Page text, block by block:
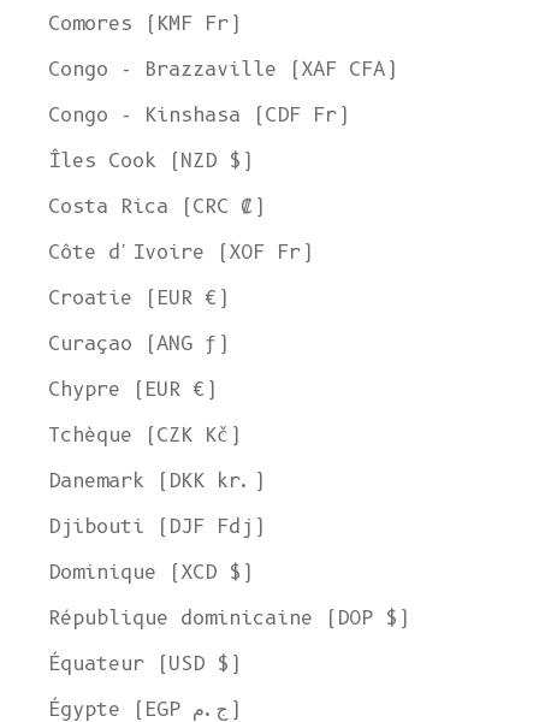
Comores (KMF Fr)
Congo - Brazzaville (XAF CFA)
Congo - Kinshasa (CDF Fr)
Îles Cook (NZD $)
Costa Rica (CRC ₡)
Côte d'Ivoire (XOF Fr)
Croatie (EUR €)
Curaçao (ANG ƒ)
Chypre (EUR €)
Tchèque (CZK Kč)
Danemark (DKK kr.)
Djibouti (DJF Fdj)
Dominique (XCD $)
République dominicaine (DOP $)
Équateur (USD $)
Égypte (EGP ج.م)